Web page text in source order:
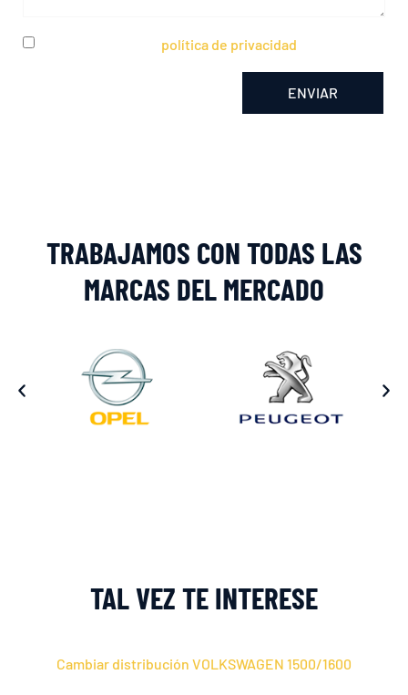
política de privacidad
ENVIAR
TRABAJAMOS CON TODAS LAS
MARCAS DEL MERCADO
TAL VEZ TE INTERESE
Cambiar distribución VOLKSWAGEN 1500/1600